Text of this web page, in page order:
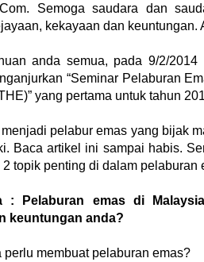
Semoga saudara dan
kekayaan dan keuntungan.
anda semua, pada 9/2/2014
“Seminar Pelaburan
yang pertama untuk tahun
pelabur emas yang bijak
Baca artikel ini sampai habis.
topik penting di dalam pelaburan
: Pelaburan emas di
keuntungan anda?
perlu membuat pelaburan emas?